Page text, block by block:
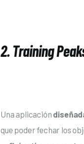
2. Training
Una aplicación
que poder fechar los